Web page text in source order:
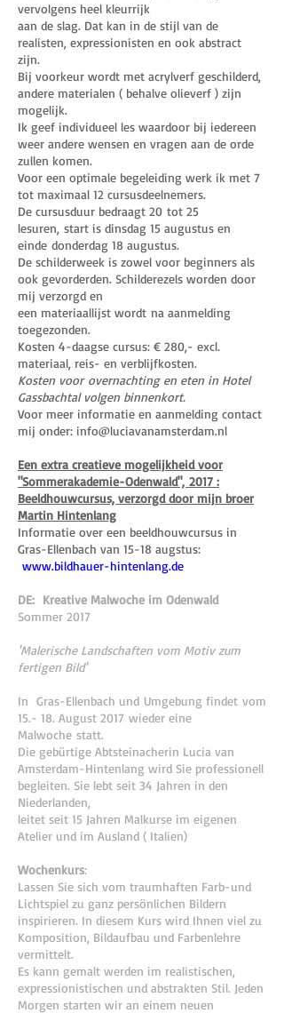
vervolgens heel kleurrijk
aan de slag. Dat kan in de stijl van de
realisten, expressionisten en ook abstract
zijn.
Bij voorkeur wordt met acrylverf geschilderd,
andere materialen ( behalve olieverf ) zijn
mogelijk.
Ik geef individueel les waardoor bij iedereen
weer andere wensen en vragen aan de orde
zullen komen.
Voor een optimale begeleiding werk ik met 7
tot maximaal 12 cursusdeelnemers.
De cursusduur bedraagt 20 tot 25
lesuren, start is dinsdag 15 augustus en
einde donderdag 18 augustus.
De schilderweek is zowel voor beginners als
ook gevorderden. Schilderezels worden door
mij verzorgd en
een materiaallijst wordt na aanmelding
toegezonden.
Kosten 4-daagse cursus: € 280,- excl.
materiaal, reis- en verblijfkosten.
Kosten voor overnachting en eten in Hotel
Gassbachtal volgen binnenkort.
Voor meer informatie en aanmelding contact
mij onder: info@luciavanamsterdam.nl
Een extra creatieve mogelijkheid voor
"Sommerakademie-Odenwald", 2017 :
Beeldhouwcursus, verzorgd door mijn broer
Martin Hintenlang
Informatie over een beeldhouwcursus in
Gras-Ellenbach van 15-18 augstus:
www.bildhauer-hintenlang.de
DE: Kreative Malwoche im Odenwald
Sommer 2017
'Malerische Landschaften vom Motiv zum
fertigen Bild'
In Gras-Ellenbach und Umgebung findet vom
15.- 18. August 2017 wieder eine
Malwoche statt.
Die gebürtige Abtsteinacherin Lucia van
Amsterdam-Hintenlang wird Sie professionell
begleiten. Sie lebt seit 34 Jahren in den
Niederlanden,
leitet seit 15 Jahren Malkurse im eigenen
Atelier und im Ausland ( Italien)
Wochenkurs:
Lassen Sie sich vom traumhaften Farb-und
Lichtspiel zu ganz persönlichen Bildern
inspirieren. In diesem Kurs wird Ihnen viel zu
Komposition, Bildaufbau und Farbenlehre
vermittelt.
Es kann gemalt werden im realistischen,
expressionistischen und abstrakten Stil. Jeden
Morgen starten wir an einem neuen